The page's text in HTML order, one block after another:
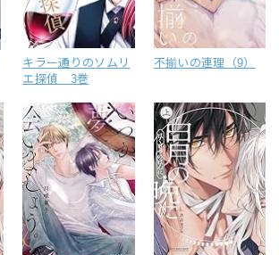
キラー通りのソムリ
エ探偵 3巻
不揃いの連理（9）